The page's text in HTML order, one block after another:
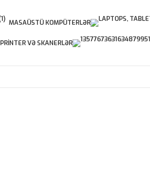
MASAÜSTÜ KOMPÜTERLƏR
PRINTER VƏ SKANERLƏR